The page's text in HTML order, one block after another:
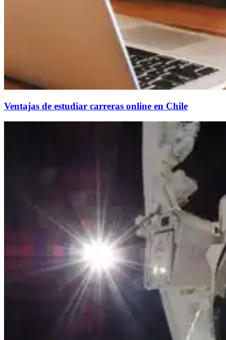
Ventajas de estudiar carreras online en Chile